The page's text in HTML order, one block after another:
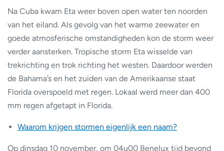
Na Cuba kwam Eta weer boven open water ten noorden
van het eiland. Als gevolg van het warme zeewater en
goede atmosferische omstandigheden kon de storm weer
verder aansterken. Tropische storm Eta wisselde van
trekrichting en trok richting het westen. Daardoor werden
de Bahama’s en het zuiden van de Amerikaanse staat
Florida overspoeld met regen. Lokaal werd meer dan 400
mm regen afgetapt in Florida.
Waarom krijgen stormen eigenlijk een naam?
Op dinsdag 10 november, om 04u00 Benelux tijd bevond